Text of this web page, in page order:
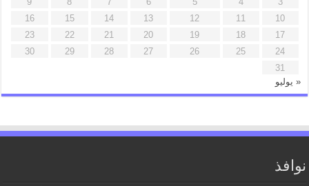
10
11
12
13
14
15
16
17
18
19
20
21
22
23
24
25
26
27
28
29
30
31
« يوليو
نوافذ